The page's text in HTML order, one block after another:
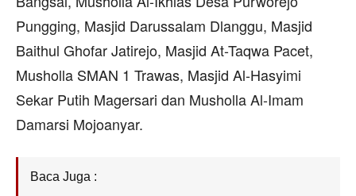
Pungging, Masjid Darussalam Dlanggu, Masjid
Baithul Ghofar Jatirejo, Masjid At-Taqwa Pacet,
Musholla SMAN 1 Trawas, Masjid Al-Hasyimi
Sekar Putih Magersari dan Musholla Al-Imam
Damarsi Mojoanyar.
Baca Juga :